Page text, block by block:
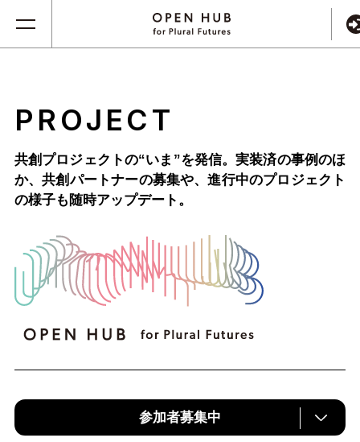
PROJECT
共創プロジェクトの“いま”を発信。実装済の事例のほ
か、共創パートナーの募集や、進行中のプロジェクト
の様子も随時アップデート。
参加者募集中